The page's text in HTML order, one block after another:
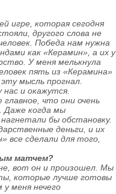
игре, которая сегодня
другого слова не
Победа нам нужна
как «Керамин», а их у
У меня мелькнула
пять из «Керамина»
мысль прогнал.
и окажутся.
что они очень
Даже когда мы
бы обстановку.
деньги, и их
все сделали для того,
матчем?
вот он и произошел. Мы
которые лучше готовы
меня нечего